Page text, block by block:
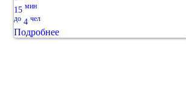
15 мин
до 4 чел
Подробнее